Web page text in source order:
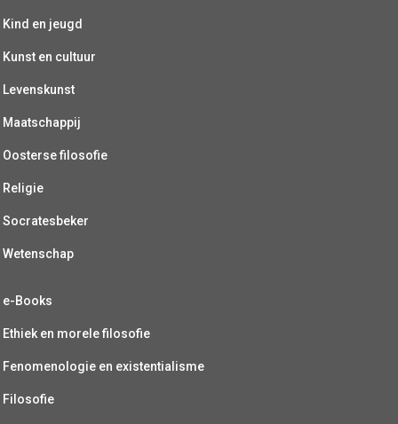
Kind en jeugd
Kunst en cultuur
Levenskunst
Maatschappij
Oosterse filosofie
Religie
Socratesbeker
Wetenschap
e-Books
Ethiek en morele filosofie
Fenomenologie en existentialisme
Filosofie